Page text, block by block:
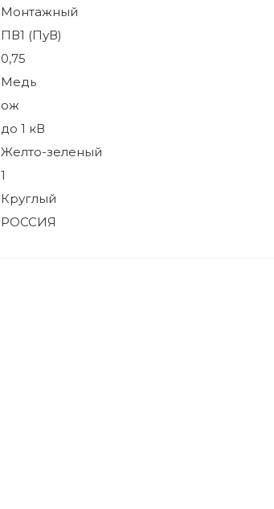
Монтажный
ПВ1 (ПуВ)
0,75
Медь
ож
до 1 кВ
Желто-зеленый
1
Круглый
РОССИЯ